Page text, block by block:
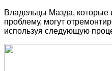
Владельцы Мазда,
проблему, могут
используя следующую